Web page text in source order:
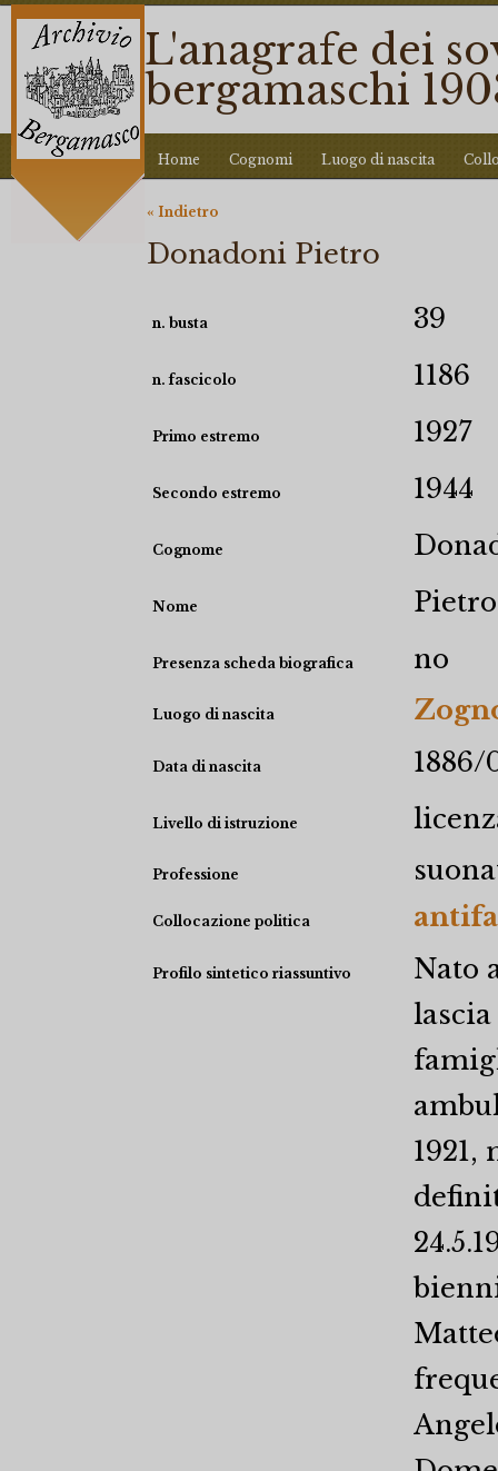
L'anagrafe dei
bergamaschi
Home Cognomi Luogo di nascita
« Indietro
Donadoni Pietro
n. busta 39
n. fascicolo 1186
Primo estremo 1927
Secondo estremo 1944
Cognome
Nome Pietro
Presenza scheda biografica no
Luogo di nascita
Data di nascita 1886/
Livello di istruzione
Professione
Collocazione politica
Profilo sintetico riassuntivo
Nato